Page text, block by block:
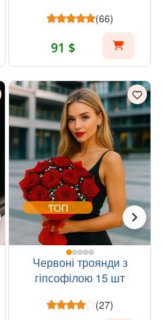
(66)
91 $
ТОП
Червоні троянди з
гіпсофілою 15 шт
(27)